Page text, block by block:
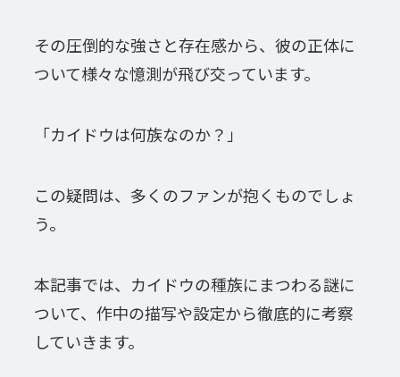
その圧倒的な強さと存在感から、彼の正体に
ついて様々な憶測が飛び交っています。
「カイドウは何族なのか？」
この疑問は、多くのファンが抱くものでしょ
う。
本記事では、カイドウの種族にまつわる謎に
ついて、作中の描写や設定から徹底的に考察
していきます。